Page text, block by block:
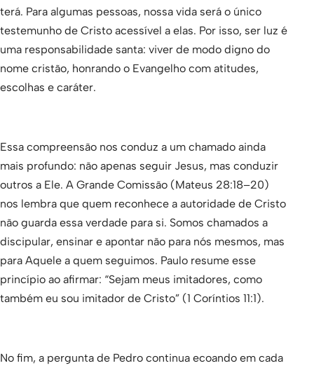
terá. Para algumas pessoas, nossa vida será o único
testemunho de Cristo acessível a elas. Por isso, ser luz é
uma responsabilidade santa: viver de modo digno do
nome cristão, honrando o Evangelho com atitudes,
escolhas e caráter.
Essa compreensão nos conduz a um chamado ainda
mais profundo: não apenas seguir Jesus, mas conduzir
outros a Ele. A Grande Comissão (Mateus 28:18–20)
nos lembra que quem reconhece a autoridade de Cristo
não guarda essa verdade para si. Somos chamados a
discipular, ensinar e apontar não para nós mesmos, mas
para Aquele a quem seguimos. Paulo resume esse
princípio ao afirmar: “Sejam meus imitadores, como
também eu sou imitador de Cristo” (1 Coríntios 11:1).
No fim, a pergunta de Pedro continua ecoando em cada